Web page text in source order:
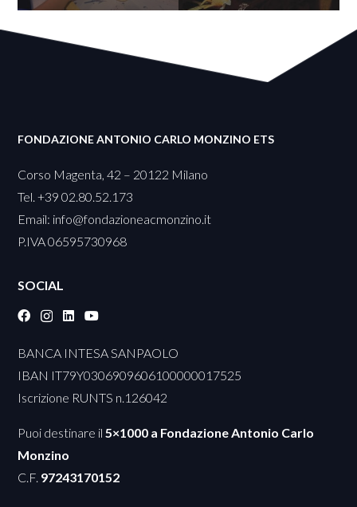
FONDAZIONE ANTONIO CARLO MONZINO ETS
Corso Magenta, 42 – 20122 Milano
Tel. +39 02.80.52.173
Email: info@fondazioneacmonzino.it
P.IVA 06595730968
SOCIAL
BANCA INTESA SANPAOLO
IBAN IT79Y0306909606100000017525
Iscrizione RUNTS n.126042
Puoi destinare il5×1000 a Fondazione Antonio Carlo
Monzino
C.F. 97243170152